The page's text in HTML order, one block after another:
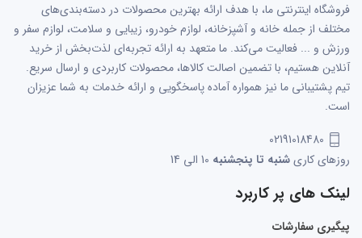
فروشگاه اینترنتی ما، با هدف ارائه بهترین محصولات در دسته‌بندی‌های
مختلف از جمله خانه و آشپزخانه، لوازم خودرو، زیبایی و سلامت، لوازم سفر و
ورزش و ... فعالیت می‌کند. ما متعهد به ارائه تجربه‌ای لذت‌بخش از خرید
آنلاین هستیم، با تضمین اصالت کالاها، محصولات کاربردی و ارسال سریع.
تیم پشتیبانی ما نیز همواره آماده پاسخگویی و ارائه خدمات به شما عزیزان
است.
02191018480
روزهای کاریشنبه تا پنجشنبه
لینک های پر کاربرد
پیگیری سفارشات